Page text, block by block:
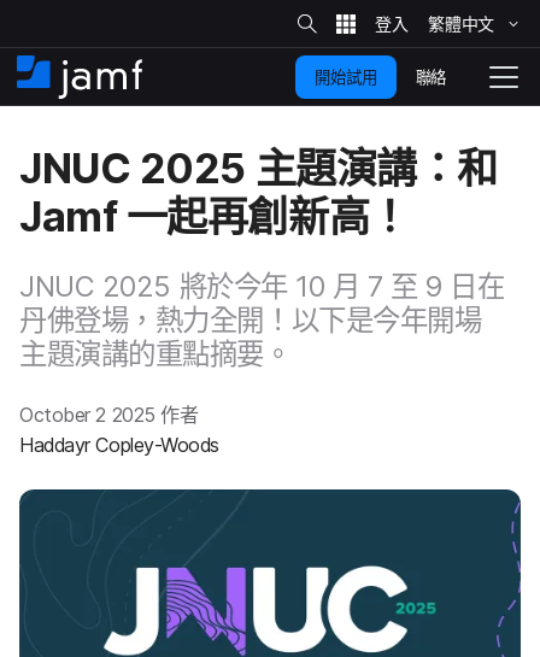
​
至
​
要
​
內
容
網
站
​搜
尋
繁體​中文
住
家
切
換
開始試用 聯絡
JNUC 2025 主題​演講：​和
Jamf一起​再​創新​高！
JNUC 2025 將​於​今年10 月 7 至 9 日​在​
丹佛​登場，​熱力​全​開​！​以下​是​今年​開場​
主題​演講​的​重點​摘要。
October 2 2025作​者
Haddayr Copley-Woods